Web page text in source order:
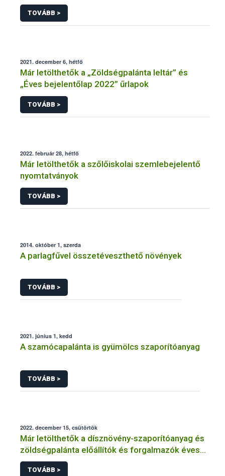
TOVÁBB >
2021. december 6, hétfő
Már letölthetők a „Zöldségpalánta leltár” és
„Éves bejelentőlap 2022” űrlapok
TOVÁBB >
2022. február 28, hétfő
Már letölthetők a szőlőiskolai szemlebejelentő
nyomtatványok
TOVÁBB >
2014. október 1, szerda
A parlagfűvel összetéveszthető növények
TOVÁBB >
2021. június 1, kedd
A szamócapalánta is gyümölcs szaporítóanyag
TOVÁBB >
2022. december 15, csütörtök
Már letölthetők a dísznövény-szaporítóanyag és
zöldségpalánta előállítók és forgalmazók éves
bejelentőlapjai
TOVÁBB >